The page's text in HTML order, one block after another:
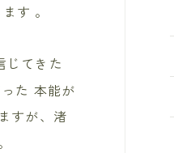
す 。
じてきた
た 本能が
すが、渚